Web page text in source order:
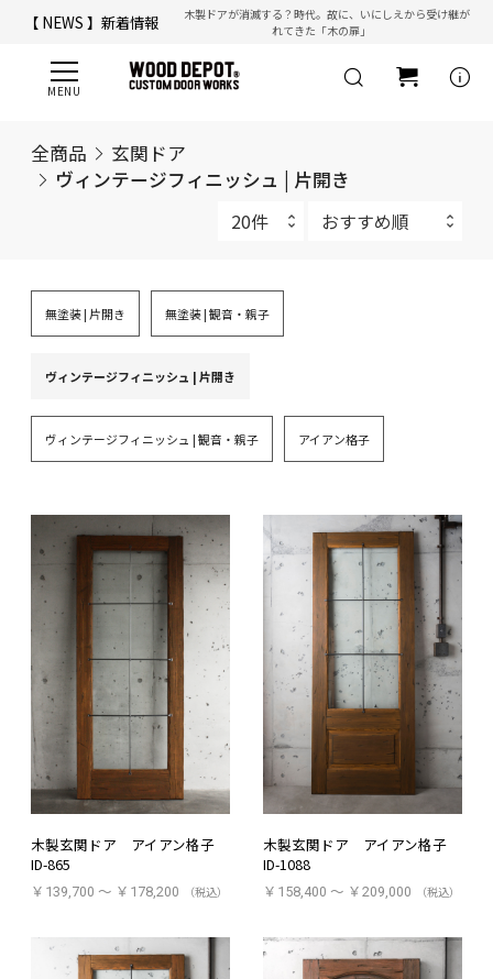
【 NEWS 】新着情報
木製ドアが消滅する？時代。故に、いにしえから受け継が
れてきた「木の扉」
【 ☎ 】コールセンター「安心お電話サポート」： 077-537-3901info
全商品
玄関ドア
ヴィンテージフィニッシュ | 片開き
無塗装 | 片開き 無塗装 | 観音・親子
ヴィンテージフィニッシュ | 片開き
ヴィンテージフィニッシュ | 観音・親子 アイアン格子
木製玄関ドア アイアン格子
ID-865
￥139,700 ～ ￥178,200 （税込）
木製玄関ドア アイアン格子
ID-1088
￥158,400 ～ ￥209,000 （税込）